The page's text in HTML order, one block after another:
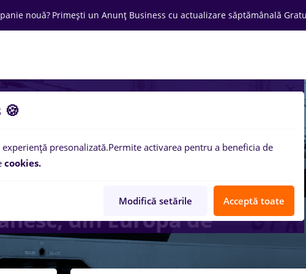
nouă? Primești un Anunț Business cu actualizare săptămânală
presonalizată.Permite activarea pentru a beneficia de
cookies.
Modifică setările Acceptă toate